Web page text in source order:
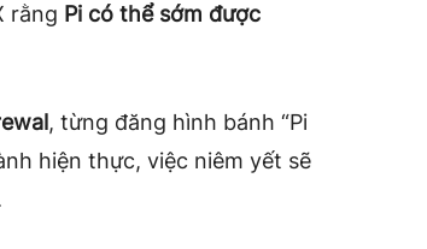
rằng Pi có thể sớm được
, từng đăng hình bánh “Pi
hiện thực, việc niêm yết sẽ